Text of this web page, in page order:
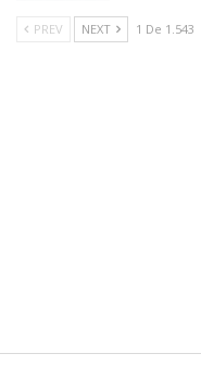
PREV NEXT 1 De 1.543